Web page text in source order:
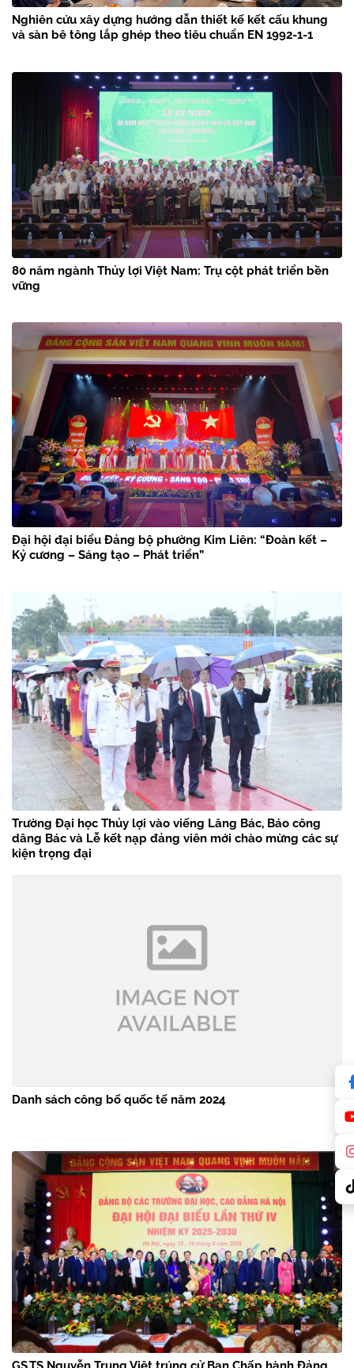
Nghiên cứu xây dựng hướng dẫn thiết kế kết cấu khung
và sàn bê tông lắp ghép theo tiêu chuẩn EN 1992-1-1
80 năm ngành Thủy lợi Việt Nam: Trụ cột phát triển bền
vững
Đại hội đại biểu Đảng bộ phường Kim Liên: “Đoàn kết –
Kỷ cương – Sáng tạo – Phát triển”
Trường Đại học Thủy lợi vào viếng Lăng Bác, Báo công
dâng Bác và Lễ kết nạp đảng viên mới chào mừng các sự
kiện trọng đại
Danh sách công bố quốc tế năm 2024